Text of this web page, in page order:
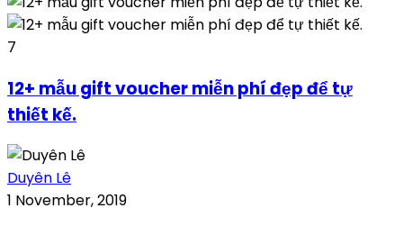
7
12+ mẫu gift voucher miễn phí đẹp để tự
thiết kế.
Duyên Lê
1 November, 2019